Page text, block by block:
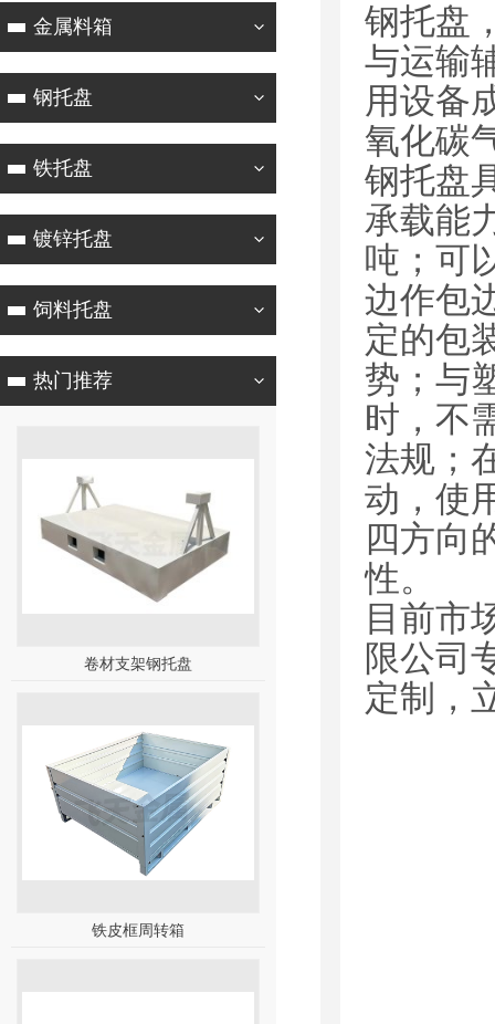
金属料箱
钢托盘
铁托盘
镀锌托盘
饲料托盘
热门推荐
卷材支架钢托盘
铁皮框周转箱
钢托盘
与运输
用设备
氧化碳
钢托盘
承载能
吨；可
边作包
定的包
势；与
时，不
法规；
动，使
四方向
性。
目前市
限公司
定制，